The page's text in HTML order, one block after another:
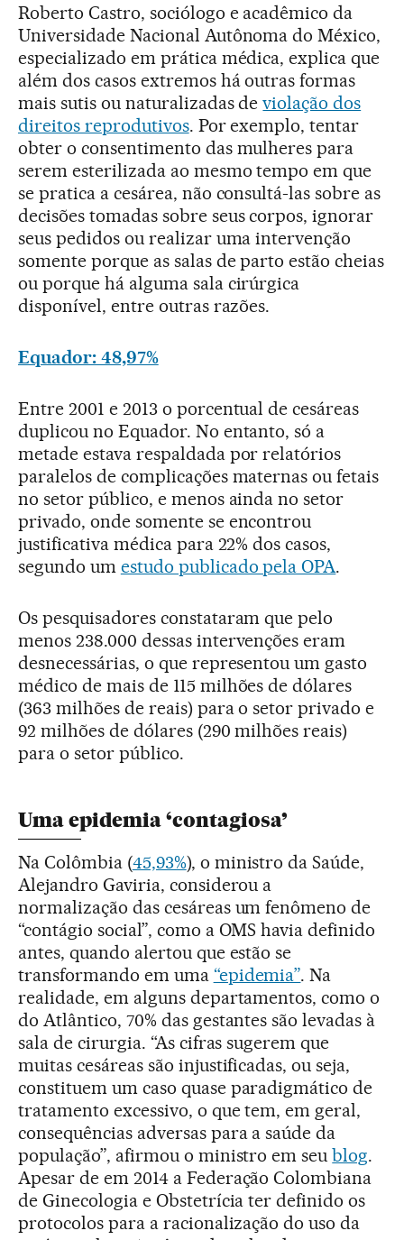
Roberto Castro, sociólogo e acadêmico da
Universidade Nacional Autônoma do México,
especializado em prática médica, explica que
além dos casos extremos há outras formas
mais sutis ou naturalizadas deviolação dos
direitos reprodutivos. Por exemplo, tentar
obter o consentimento das mulheres para
serem esterilizada ao mesmo tempo em que
se pratica a cesárea, não consultá-las sobre as
decisões tomadas sobre seus corpos, ignorar
seus pedidos ou realizar uma intervenção
somente porque as salas de parto estão cheias
ou porque há alguma sala cirúrgica
disponível, entre outras razões.
Equador: 48,97%
Entre 2001 e 2013 o porcentual de cesáreas
duplicou no Equador. No entanto, só a
metade estava respaldada por relatórios
paralelos de complicações maternas ou fetais
no setor público, e menos ainda no setor
privado, onde somente se encontrou
justificativa médica para 22% dos casos,
segundo um estudo publicado pela OPA.
Os pesquisadores constataram que pelo
menos 238.000 dessas intervenções eram
desnecessárias, o que representou um gasto
médico de mais de 115 milhões de dólares
(363 milhões de reais) para o setor privado e
92 milhões de dólares (290 milhões reais)
para o setor público.
Uma epidemia ‘contagiosa’
Na Colômbia (45,93%), o ministro da Saúde,
Alejandro Gaviria, considerou a
normalização das cesáreas um fenômeno de
“contágio social”, como a OMS havia definido
antes, quando alertou que estão se
transformando em uma “epidemia”. Na
realidade, em alguns departamentos, como o
do Atlântico, 70% das gestantes são levadas à
sala de cirurgia. “As cifras sugerem que
muitas cesáreas são injustificadas, ou seja,
constituem um caso quase paradigmático de
tratamento excessivo, o que tem, em geral,
consequências adversas para a saúde da
população”, afirmou o ministro em seublog.
Apesar de em 2014 a Federação Colombiana
de Ginecologia e Obstetrícia ter definido os
protocolos para a racionalização do uso da